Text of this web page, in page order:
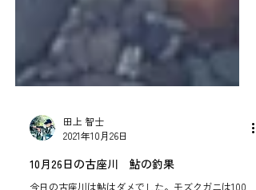
田上 智士
2021年10月26日